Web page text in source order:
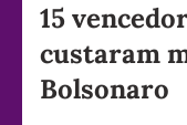
15
custaram
Bolsonaro